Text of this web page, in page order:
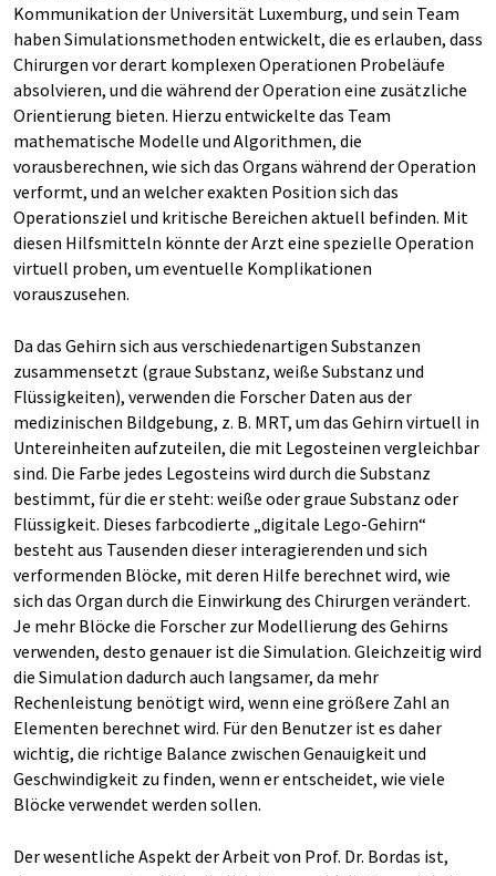
Kommunikation der Universität Luxemburg, und sein Team
haben Simulationsmethoden entwickelt, die es erlauben, dass
Chirurgen vor derart komplexen Operationen Probeläufe
absolvieren, und die während der Operation eine zusätzliche
Orientierung bieten. Hierzu entwickelte das Team
mathematische Modelle und Algorithmen, die
vorausberechnen, wie sich das Organs während der Operation
verformt, und an welcher exakten Position sich das
Operationsziel und kritische Bereichen aktuell befinden. Mit
diesen Hilfsmitteln könnte der Arzt eine spezielle Operation
virtuell proben, um eventuelle Komplikationen
vorauszusehen.
Da das Gehirn sich aus verschiedenartigen Substanzen
zusammensetzt (graue Substanz, weiße Substanz und
Flüssigkeiten), verwenden die Forscher Daten aus der
medizinischen Bildgebung, z. B. MRT, um das Gehirn virtuell in
Untereinheiten aufzuteilen, die mit Legosteinen vergleichbar
sind. Die Farbe jedes Legosteins wird durch die Substanz
bestimmt, für die er steht: weiße oder graue Substanz oder
Flüssigkeit. Dieses farbcodierte „digitale Lego-Gehirn“
besteht aus Tausenden dieser interagierenden und sich
verformenden Blöcke, mit deren Hilfe berechnet wird, wie
sich das Organ durch die Einwirkung des Chirurgen verändert.
Je mehr Blöcke die Forscher zur Modellierung des Gehirns
verwenden, desto genauer ist die Simulation. Gleichzeitig wird
die Simulation dadurch auch langsamer, da mehr
Rechenleistung benötigt wird, wenn eine größere Zahl an
Elementen berechnet wird. Für den Benutzer ist es daher
wichtig, die richtige Balance zwischen Genauigkeit und
Geschwindigkeit zu finden, wenn er entscheidet, wie viele
Blöcke verwendet werden sollen.
Der wesentliche Aspekt der Arbeit von Prof. Dr. Bordas ist,